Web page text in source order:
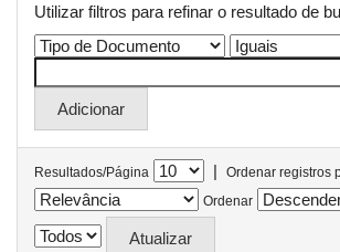
Utilizar filtros para refinar o resultado de
Resultados/Página |
Ordenar registros
Ordenar